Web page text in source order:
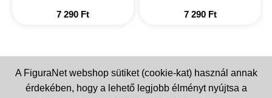
7 290 Ft 7 290 Ft
A FiguraNet webshop sütiket (cookie-kat) használ annak
érdekében, hogy a lehető legjobb élményt nyújtsa a